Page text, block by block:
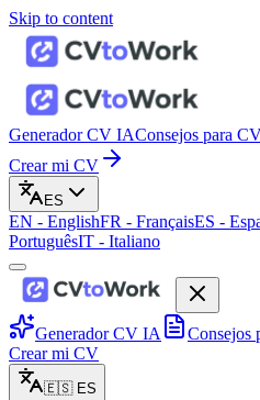
Skip to content
Generador CV IAConsejos para
Crear mi CV
ES
EN - EnglishFR - FrançaisES -
PortuguêsIT - Italiano
Generador CV IA Consejos
Crear mi CV
🇪🇸 ES